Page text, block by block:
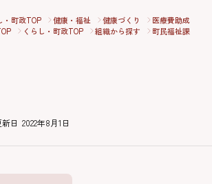
・町政TOP 健康・福祉 健康づくり
医療費助成
くらし・町政TOP 組織から探す 町民福祉課
日 2022年8月1日